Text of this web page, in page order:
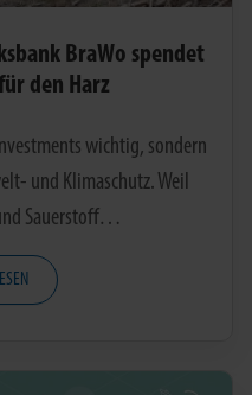
BraWo spendet
den Harz
wichtig, sondern
und Klimaschutz. Weil
Sauerstoff…